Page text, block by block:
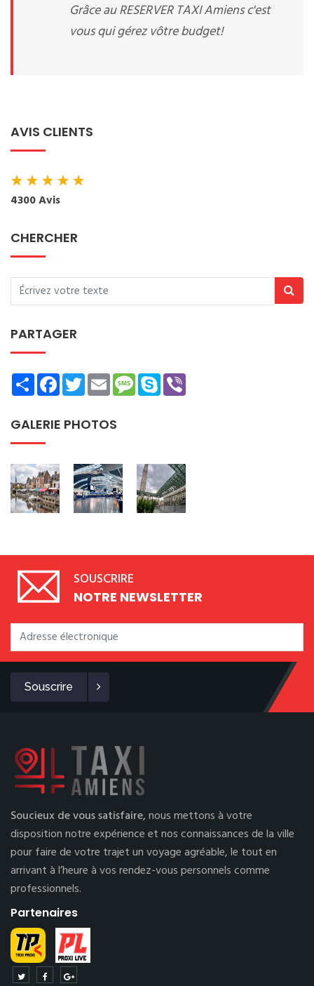
Grâce au RESERVER TAXI Amiens c'est
vous qui gérez vôtre budget!
AVIS CLIENTS
★★★★★
4300 Avis
CHERCHER
PARTAGER
ShareFacebookTwitterEmailMessage
Skype
GALERIE PHOTOS
SOUSCRIRE
NOTRE NEWSLETTER
Souscrire
Soucieux de vous satisfaire,nous mettons à votre
disposition notre expérience et nos connaissances de la ville
pour faire de votre trajet un voyage agréable, le tout en
arrivant à l’heure à vos rendez-vous personnels comme
professionnels.
Partenaires